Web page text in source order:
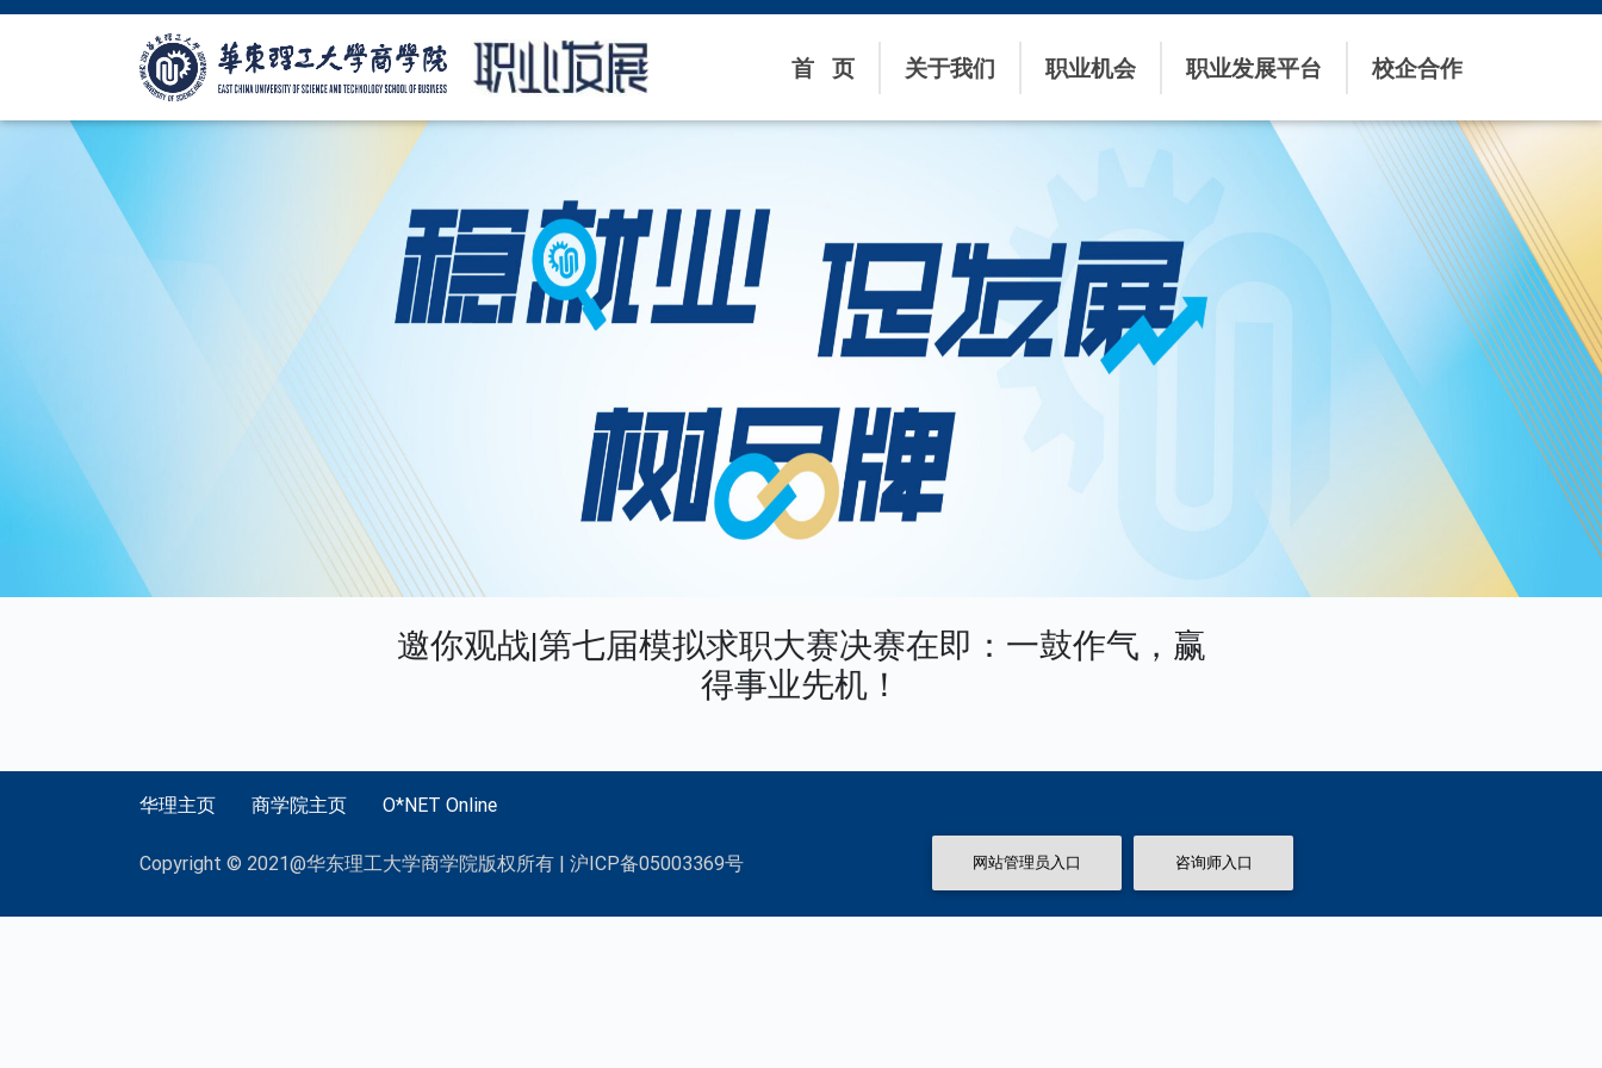
首 页 关于我们 职业机会 职业发展平台 校企合作
邀你观战|第七届模拟求职大赛决赛在即：一鼓作气，赢
得事业先机！
华理主页 商学院主页 O*NET Online
Copyright © 2021@华东理工大学商学院版权所有 | 沪ICP备05003369号 网站管理员入口 咨询师入口